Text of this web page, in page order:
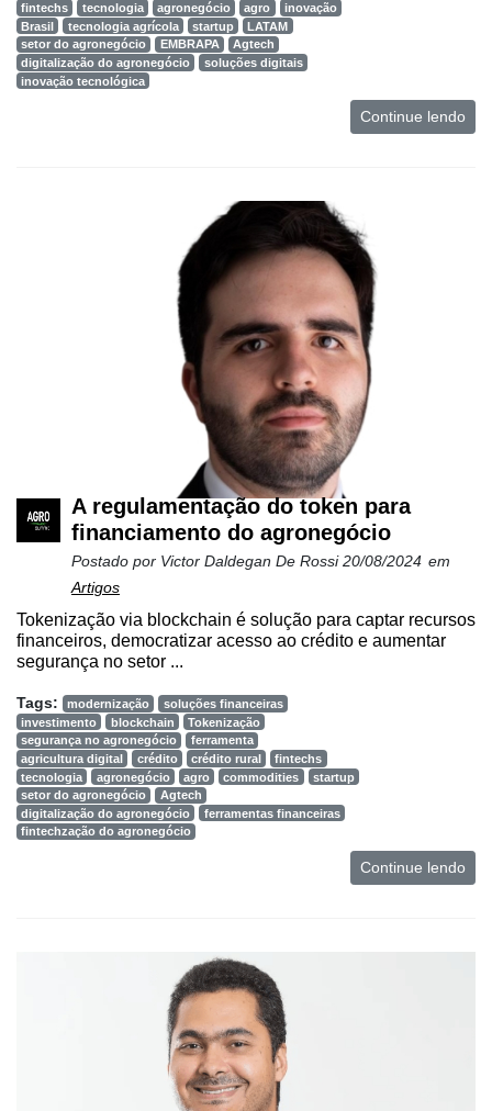
fintechs
tecnologia agronegócio agro
inovação
Brasil
tecnologia agrícola startup
LATAM
setor do agronegócio
EMBRAPA
Agtech
digitalização do agronegócio
soluções digitais
inovação tecnológica
Continue lendo
A regulamentação do token para
financiamento do agronegócio
Postado por Victor Daldegan De Rossi20/08/2024 em
Artigos
Tokenização via blockchain é solução para captar recursos
financeiros, democratizar acesso ao crédito e aumentar
segurança no setor ...
Tags: modernização
soluções financeiras
investimento
blockchain
Tokenização
segurança no agronegócio
ferramenta
agricultura digital
crédito crédito rural
fintechs
tecnologia
agronegócio agro commodities
startup
setor do agronegócio
Agtech
digitalização do agronegócio
ferramentas financeiras
fintechzação do agronegócio
Continue lendo